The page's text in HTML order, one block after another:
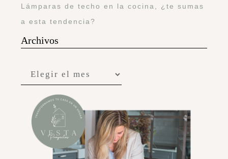
Lámparas de techo en la cocina, ¿te sumas
a esta tendencia?
Archivos